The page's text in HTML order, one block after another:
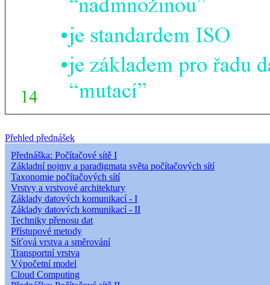
Přehled přednášek
Přednáška: Počítačové sítě I
Základní pojmy a paradigmata světa počítačových sítí
Taxonomie počítačových sítí
Vrstvy a vrstvové architektury
Základy datových komunikací - I
Základy datových komunikací - II
Techniky přenosu dat
Přístupové metody
Síťová vrstva a směrování
Transportní vrstva
Výpočetní model
Cloud Computing